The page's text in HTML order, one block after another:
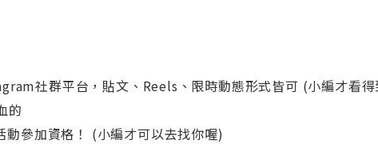
社群平台，貼文、Reels、限時動態形式皆可 (小編才看
的
參加資格！ (小編才可以去找你喔)